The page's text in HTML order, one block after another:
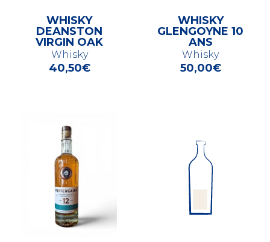
WHISKY
DEANSTON
VIRGIN OAK
Whisky
40,50€
WHISKY
GLENGOYNE 10
ANS
Whisky
50,00€